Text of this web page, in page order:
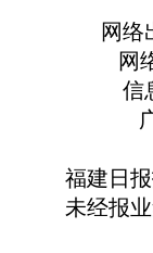
网络
网
信
福建日
未经报